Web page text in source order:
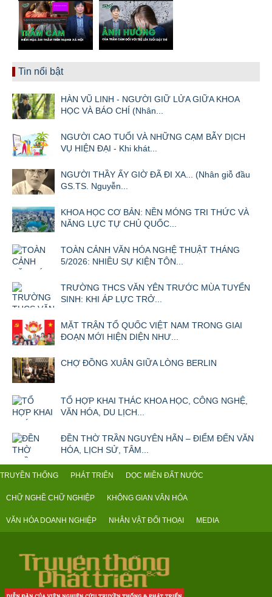
Tin nổi bật
HÀN VŨ LINH - NGƯỜI GIỮ LỬA GIỮA KHOA
HỌC VÀ BÁO CHÍ (Nhân...
NGƯỜI CAO TUỔI VÀ NHỮNG CẠM BẪY DỊCH
VỤ HIỆN ĐẠI - Khi khát...
NGƯỜI THẦY ẤY GIỜ ĐÃ ĐI XA... (Nhân giỗ đầu
GS.TS. Nguyễn...
KHOA HỌC CƠ BẢN: NỀN MÓNG TRI THỨC VÀ
NĂNG LỰC TỰ CHỦ QUỐC...
TOÀN CẢNH VĂN HÓA NGHỆ THUẬT THÁNG
5/2026: NHIỀU SỰ KIỆN TÔN...
TRƯỜNG THCS VĂN YÊN TRƯỚC MÙA TUYỂN
SINH: KHI ÁP LỰC TRỞ...
MẶT TRẬN TỔ QUỐC VIỆT NAM TRONG GIAI
ĐOẠN MỚI HIỆN DIỆN NHƯ...
CHỢ ĐỒNG XUÂN GIỮA LÒNG BERLIN
TỔ HỢP KHAI THÁC KHOA HỌC, CÔNG NGHỆ,
VĂN HÓA, DU LỊCH...
ĐỀN THỜ TRẦN NGUYÊN HÃN – ĐIỂM ĐẾN VĂN
HÓA, LỊCH SỬ, TÂM...
TRUYỀN THỐNG PHÁT TRIỂN DỌC MIỀN ĐẤT NƯỚC
CHỮ NGHỀ CHỮ NGHIỆP KHÔNG GIAN VĂN HÓA
VĂN HÓA DOANH NGHIỆP NHÂN VẬT ĐỐI THOẠI MEDIA